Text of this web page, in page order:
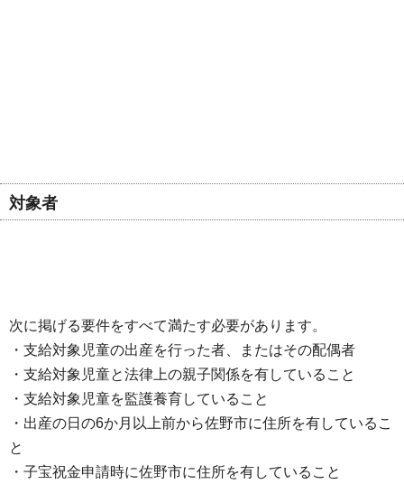
対象者
次に掲げる要件をすべて満たす必要があります。
・支給対象児童の出産を行った者、またはその配偶者
・支給対象児童と法律上の親子関係を有していること
・支給対象児童を監護養育していること
・出産の日の6か月以上前から佐野市に住所を有しているこ
と
・子宝祝金申請時に佐野市に住所を有していること